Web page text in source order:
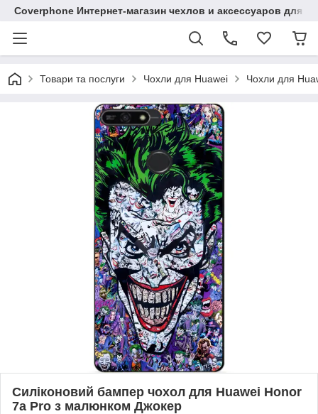
Coverphone Интернет-магазин чехлов и аксессуаров для
Товари та послуги Чохли для Huawei Чохли для
Силіконовий бампер чохол для Huawei Honor
7a Pro з малюнком Джокер